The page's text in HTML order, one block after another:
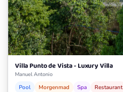
Villa Punto de Vista - Luxury Villa
Manuel Antonio
Pool Morgenmad Spa Restaurant